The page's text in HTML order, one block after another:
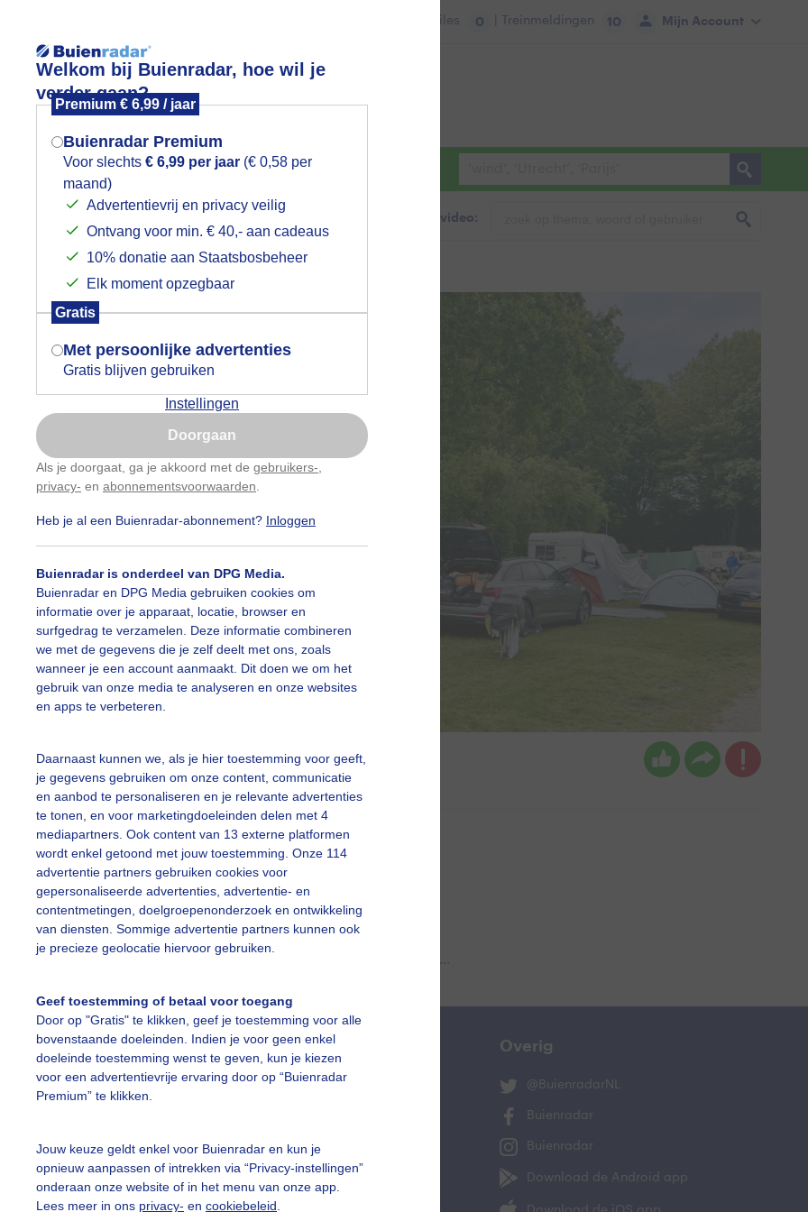
Welkom bij Buienradar, hoe wil je
verder gaan?
Premium € 6,99 / jaar
Buienradar Premium
Voor slechts € 6,99 per jaar (€ 0,58 per
maand)
Advertentievrij en privacy veilig
Ontvang voor min. € 40,- aan cadeaus
10% donatie aan Staatsbosbeheer
Elk moment opzegbaar
Gratis
Met persoonlijke advertenties
Gratis blijven gebruiken
Instellingen
Doorgaan
Als je doorgaat, ga je akkoord met de gebruikers-
privacy- en abonnementsvoorwaarden
Heb je al een Buienradar-abonnement? Inloggen
Buienradar is onderdeel van DPG Media.
Buienradar en DPG Media gebruiken cookies om
informatie over je apparaat, locatie, browser en
surfgedrag te verzamelen. Deze informatie combineren
we met de gegevens die je zelf deelt met ons, zoals
wanneer je een account aanmaakt. Dit doen we om het
gebruik van onze media te analyseren en onze websites
en apps te verbeteren.
Daarnaast kunnen we, als je hier toestemming voor geeft,
je gegevens gebruiken om onze content, communicatie
en aanbod te personaliseren en je relevante advertenties
te tonen, en voor marketingdoeleinden delen met 4
mediapartners. Ook content van 13 externe platformen
wordt enkel getoond met jouw toestemming. Onze 114
advertentie partners gebruiken cookies voor
gepersonaliseerde advertenties, advertentie- en
contentmetingen, doelgroepenonderzoek en ontwikkeling
van diensten. Sommige advertentie partners kunnen ook
je precieze geolocatie hiervoor gebruiken.
Geef toestemming of betaal voor toegang
Door op "Gratis" te klikken, geef je toestemming voor alle
bovenstaande doeleinden. Indien je voor geen enkel
doeleinde toestemming wenst te geven, kun je kiezen
voor een advertentievrije ervaring door op “Buienradar
Premium” te klikken.
Jouw keuze geldt enkel voor Buienradar en kun je
opnieuw aanpassen of intrekken via “Privacy-instellingen”
onderaan onze website of in het menu van onze app.
Lees meer in ons privacy- en cookiebeleid
Mijn Account
Files 0 | Treinmeldingen 10
Foto en video Weerzine
Zoeken in foto & video:
Jolanda Bakker Gemaakt: 17-05-2026, 116x bekeken
slideshow
vragen
Mijn weer
De Bilt
Overig
@BuienradarNL
Buienradar
Buienradar
Download de Android app
Mogen we je locatie gebruiken voor
het weer?
Indien je hier nog geen akkoord op hebt
gegeven, verschijnt er zo een pop-up uit
je browser waarin deze toestemming
gevraagd wordt.
Is goed, toon de popup
Nu niet, misschien later
Gebruik je Safari en wil je niet elke dag deze pop-up
Klikhierom dit aan te passen